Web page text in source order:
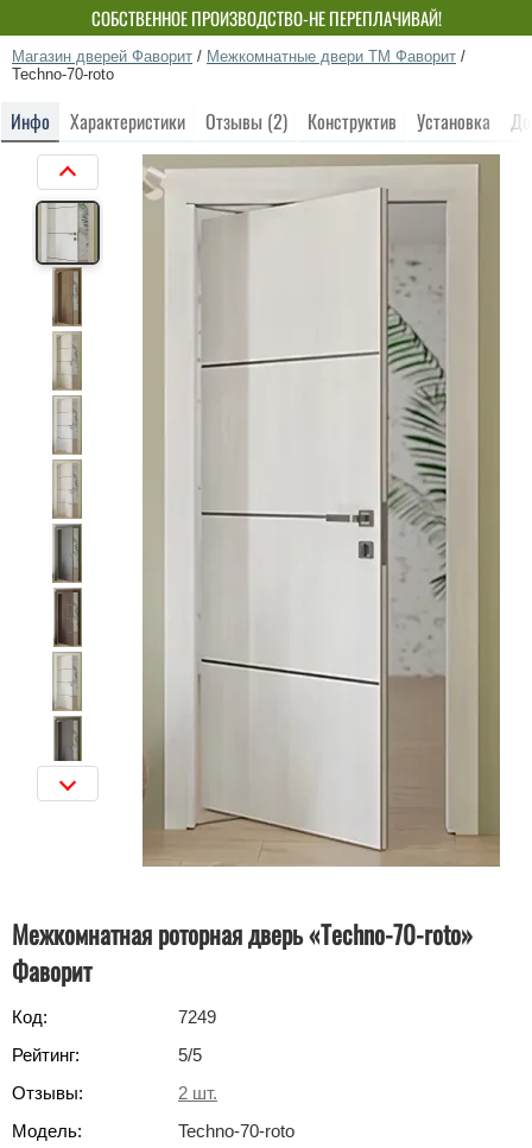
СОБСТВЕННОЕ ПРОИЗВОДСТВО-НЕ ПЕРЕПЛАЧИВАЙ!
Магазин дверей Фаворит / Межкомнатные двери ТМ Фаворит /
Techno-70-roto
Инфо Характеристики Отзывы (2) Конструктив Установка
Межкомнатная роторная дверь «Techno-70-roto»
Фаворит
Код:
7249
Рейтинг:
5/5
Отзывы:
2 шт.
Модель:
Techno-70-roto